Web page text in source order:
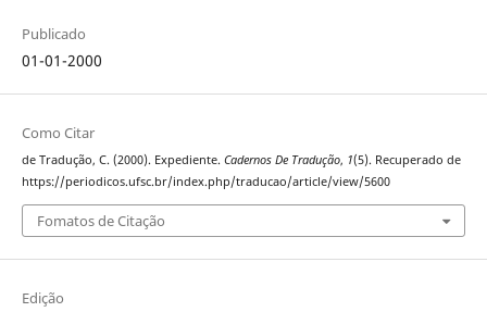
Publicado
01-01-2000
Como Citar
de Tradução, C. (2000). Expediente. Cadernos De Tradução, 1(5). Recuperado de
https://periodicos.ufsc.br/index.php/traducao/article/view/5600
Fomatos de Citação
Edição